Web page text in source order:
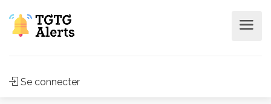
Se connecter